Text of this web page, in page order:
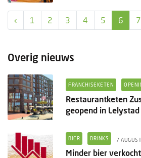
‹ 1 2 3 4 5 6 7
Overig nieuws
FRANCHISEKETEN
Restaurantketen
geopend in Lelystad
BIER DRINKS 7
Minder bier